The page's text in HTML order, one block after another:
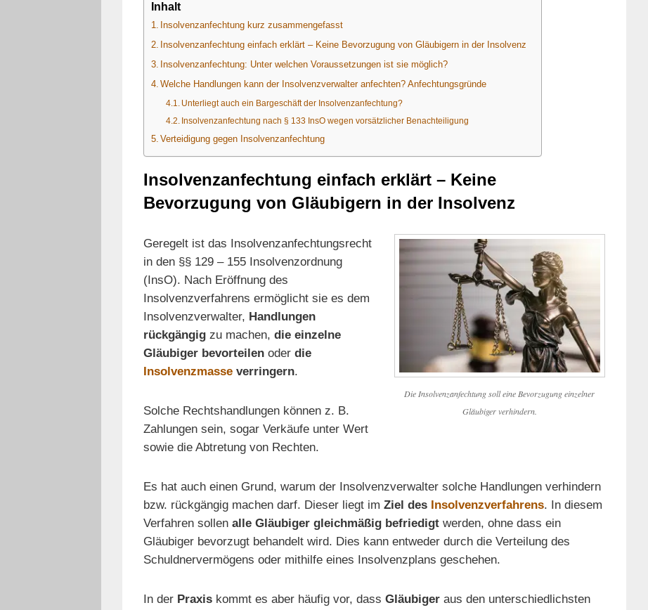
Inhalt
Insolvenzanfechtung kurz zusammengefasst
Insolvenzanfechtung einfach erklärt – Keine Bevorzugung von Gläubigern in der Insolvenz
Insolvenzanfechtung: Unter welchen Voraussetzungen ist sie möglich?
Welche Handlungen kann der Insolvenzverwalter anfechten? Anfechtungsgründe
Unterliegt auch ein Bargeschäft der Insolvenzanfechtung?
Insolvenzanfechtung nach § 133 InsO wegen vorsätzlicher Benachteiligung
Verteidigung gegen Insolvenzanfechtung
Insolvenzanfechtung einfach erklärt – Keine
Bevorzugung von Gläubigern in der Insolvenz
Die Insolvenzanfechtung soll eine Bevorzugung einzelner
Gläubiger verhindern.
Geregelt ist das Insolvenzanfechtungsrecht
in den §§ 129 – 155 Insolvenzordnung
(InsO). Nach Eröffnung des
Insolvenzverfahrens ermöglicht sie es dem
Insolvenzverwalter, Handlungen
rückgängig zu machen, die einzelne
Gläubiger bevorteilenoder die
Insolvenzmasseverringern.
Solche Rechtshandlungen können z. B.
Zahlungen sein, sogar Verkäufe unter Wert
sowie die Abtretung von Rechten.
Es hat auch einen Grund, warum der Insolvenzverwalter solche Handlungen verhindern
bzw. rückgängig machen darf. Dieser liegt im Ziel des Insolvenzverfahrens. In diesem
Verfahren sollen alle Gläubiger gleichmäßig befriedigtwerden, ohne dass ein
Gläubiger bevorzugt behandelt wird. Dies kann entweder durch die Verteilung des
Schuldnervermögens oder mithilfe eines Insolvenzplans geschehen.
In der Praxiskommt es aber häufig vor, dass Gläubigeraus den unterschiedlichsten